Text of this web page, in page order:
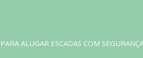
ALUGAR ESCADAS COM